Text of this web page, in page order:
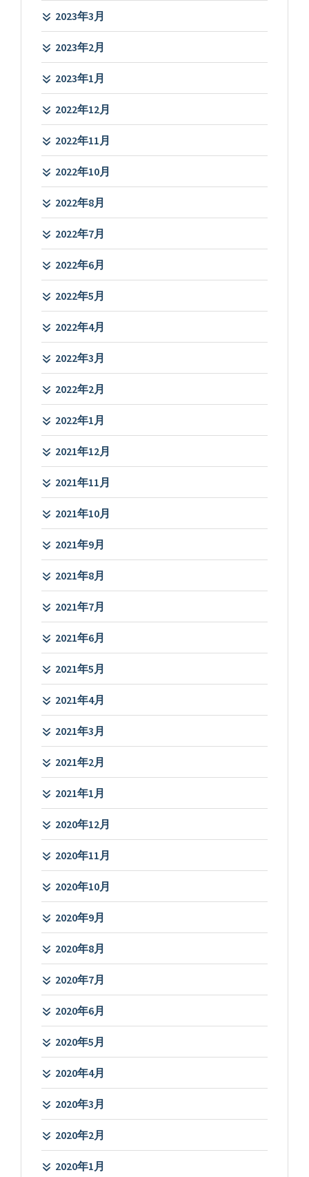
2023年3月
2023年2月
2023年1月
2022年12月
2022年11月
2022年10月
2022年8月
2022年7月
2022年6月
2022年5月
2022年4月
2022年3月
2022年2月
2022年1月
2021年12月
2021年11月
2021年10月
2021年9月
2021年8月
2021年7月
2021年6月
2021年5月
2021年4月
2021年3月
2021年2月
2021年1月
2020年12月
2020年11月
2020年10月
2020年9月
2020年8月
2020年7月
2020年6月
2020年5月
2020年4月
2020年3月
2020年2月
2020年1月